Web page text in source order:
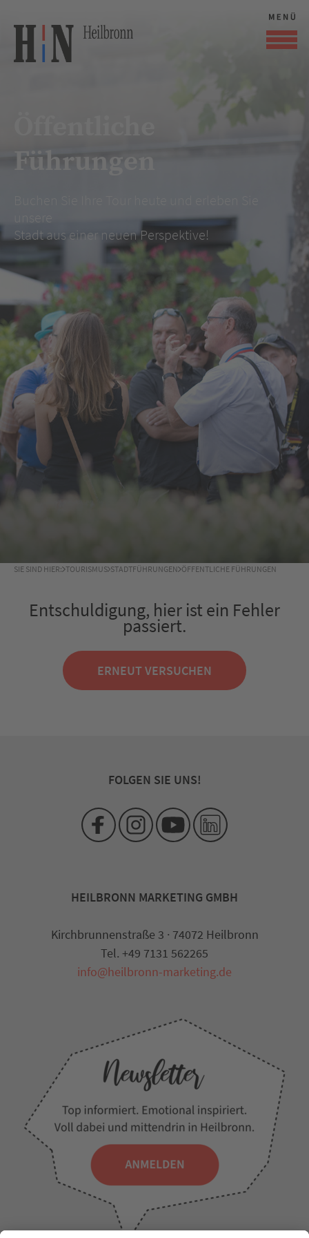
Führungen
unsere
Stadt aus einer neuen Perspektive!
SIE SIND HIER: TOURISMUS STADTFÜHRUNGEN ÖFFENTLICHE FÜHRUNGEN
Entschuldigung, hier ist ein Fehler
passiert.
ERNEUT VERSUCHEN
FOLGEN SIE UNS!
HEILBRONN MARKETING GMBH
Kirchbrunnenstraße 3 · 74072 Heilbronn
Tel. +49 7131 562265
info@heilbronn-marketing.de